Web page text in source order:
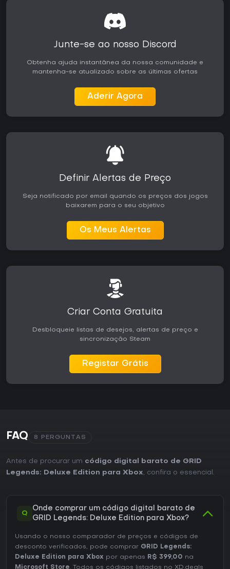
A progressão é compartilhada entre o modo single-player e
jogadores podem revisitar pistas e eventos favoritos,
O destaque continua sendo a consistência de desempenho
e a adaptação a diferentes configurações de carro em
viés arcade, forte foco em personalização e construção de
profundidade tanto para sessões solo quanto em grupo.
Os elogios mais comuns vão para a dirigibilidade
satisfatória, a apresentação visual de pistas e carros, e o
valor de replay proporcionado por confrontos únicos.
Quem procura uma experiência automobilística que
pacote recompensador, especialmente no Xbox, onde os
modos de desempenho garantem fluidez. O jogo continua
de corrida, sem necessidade de conteúdo sazonal
Junte-se ao nosso Discord
Obtenha ajuda instantânea da nossa comunidade e
mantenha-se atualizado sobre as últimas ofertas
Aderir Agora
Definir Alertas de Preço
Seja notificado por email quando os preços dos jogos
baixarem para o seu objetivo
Os Meus Alertas
Criar Conta Gratuita
Desbloqueie listas de desejos, alertas de preço e
sincronização Steam
Registar Grátis
FAQ 8 PERGUNTAS
Antes de procurar um código digital barato de GRID
Legends: Deluxe Edition para Xbox, confira o essencial.
Q
Onde comprar um código digital barato de
GRID Legends: Deluxe Edition para Xbox?
Usando o nosso comparador de preços e códigos de
desconto verificados, pode comprar GRID Legends:
Deluxe Edition para Xbox por apenas R$ 399,00 na
Microsoft Store. Todos os códigos listados no XD.deals